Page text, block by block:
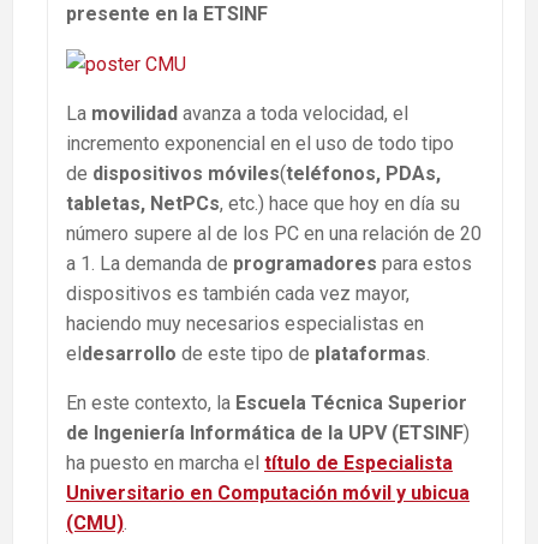
presente en la ETSINF
La movilidad avanza a toda velocidad, el
incremento exponencial en el uso de todo tipo
de dispositivos móviles(teléfonos, PDAs,
tabletas, NetPCs, etc.) hace que hoy en día su
número supere al de los PC en una relación de 20
a 1. La demanda de programadores para estos
dispositivos es también cada vez mayor,
haciendo muy necesarios especialistas en
eldesarrollo de este tipo de plataformas
En este contexto, la Escuela Técnica Superior
de Ingeniería Informática de la UPV (ETSINF)
ha puesto en marcha el título de Especialista
Universitario en Computación móvil y ubicua
(CMU)